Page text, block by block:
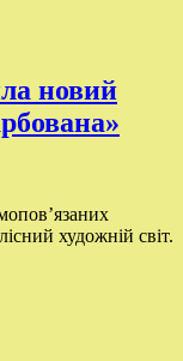
новий
художній світ.